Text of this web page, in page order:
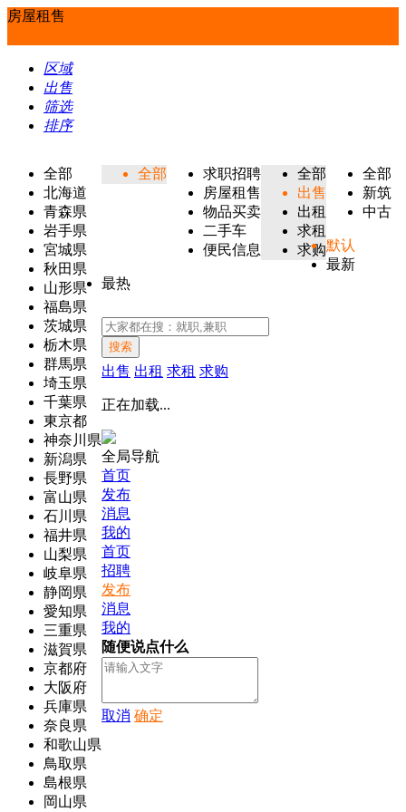
房屋租售
区域
出售
筛选
排序
全部
北海道
青森県
岩手県
宮城県
秋田県
山形県
福島県
茨城県
栃木県
群馬県
埼玉県
千葉県
東京都
神奈川県
新潟県
長野県
富山県
石川県
福井県
山梨県
岐阜県
静岡県
愛知県
三重県
滋賀県
京都府
大阪府
兵庫県
奈良県
和歌山県
鳥取県
島根県
岡山県
全部
求职招聘
房屋租售
物品买卖
二手车
便民信息
全部
出售
出租
求租
求购
全部
新筑
中古
默认
最新
最热
搜索
出售 出租 求租 求购
正在加载...
全局导航
首页
发布
消息
我的
首页
招聘
发布
消息
我的
随便说点什么
取消 确定